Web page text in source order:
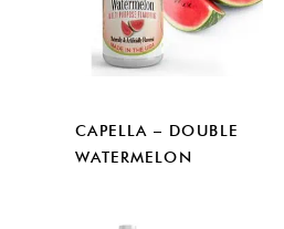
CAPELLA – DOUBLE
WATERMELON